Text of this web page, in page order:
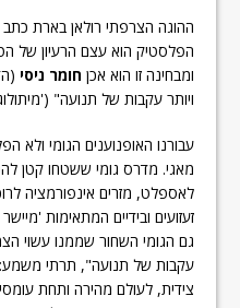
ההוגה הצרפתי רולאן בארת
הפלסטיק הוא עצם הרעיון של
ומבחינה זו הוא אכן חומר ניסי
ויותר עקבות של תנועה"
עבורנו האופנוענים הגומי ולא
מאגי. מדרס גומי ששטחו קטן
לאספלט, מזרים אינפורמציה
זעזועים ובידיים המתאימות
גם הגומי השחור שממנו עשוי
עקבות של תנועה", תרתי משמע:
צידית, לעולם מהירה ותחת